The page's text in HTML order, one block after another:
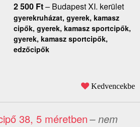
2 500 Ft– Budapest XI. kerület
gyerekruházat, gyerek, kamasz
cipők, gyerek, kamasz sportcipők,
gyerek, kamasz sportcipők,
edzőcipők
Kedvencekbe
38, 5 méretben– nem